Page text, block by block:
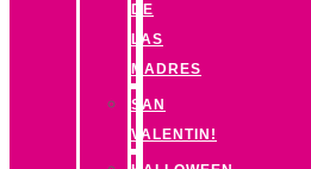
DE
LAS
MADRES
SAN
VALENTIN!